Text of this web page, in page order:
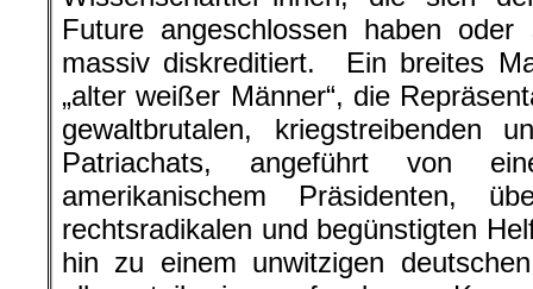
Future angeschlossen haben
massiv diskreditiert. Ein breites
„alter weißer Männer“, die
gewaltbrutalen, kriegstreibenden
Patriachats, angeführt von
amerikanischem Präsidenten,
rechtsradikalen und begünstigten
hin zu einem unwitzigen